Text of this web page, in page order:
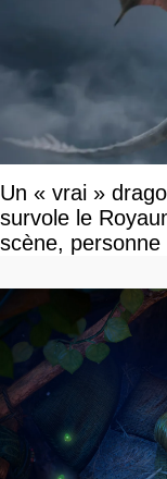
Un « vrai »
survole le
scène,